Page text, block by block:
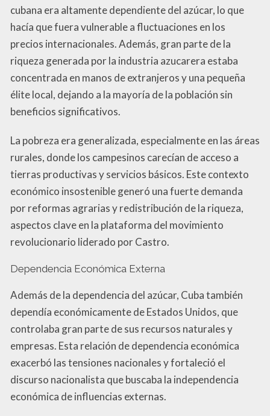
cubana era altamente dependiente del azúcar, lo que
hacía que fuera vulnerable a fluctuaciones en los
precios internacionales. Además, gran parte de la
riqueza generada por la industria azucarera estaba
concentrada en manos de extranjeros y una pequeña
élite local, dejando a la mayoría de la población sin
beneficios significativos.
La pobreza era generalizada, especialmente en las áreas
rurales, donde los campesinos carecían de acceso a
tierras productivas y servicios básicos. Este contexto
económico insostenible generó una fuerte demanda
por reformas agrarias y redistribución de la riqueza,
aspectos clave en la plataforma del movimiento
revolucionario liderado por Castro.
Dependencia Económica Externa
Además de la dependencia del azúcar, Cuba también
dependía económicamente de Estados Unidos, que
controlaba gran parte de sus recursos naturales y
empresas. Esta relación de dependencia económica
exacerbó las tensiones nacionales y fortaleció el
discurso nacionalista que buscaba la independencia
económica de influencias externas.